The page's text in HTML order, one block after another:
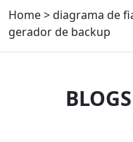
Home>diagrama de
gerador de backup